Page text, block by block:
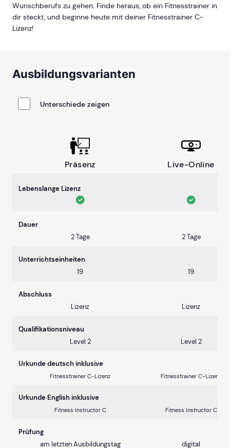
Wunschberufs zu gehen. Finde heraus, ob ein Fitnesstrainer in
dir steckt, und beginne heute mit deiner Fitnesstrainer C-
Lizenz!
Ausbildungsvarianten
Unterschiede zeigen
Präsenz Live-Online
Lebenslange Lizenz
Dauer
2 Tage
2 Tage
Unterrichtseinheiten
19
19
Abschluss
Lizenz
Lizenz
Qualifikationsniveau
Level 2
Level 2
Urkunde deutsch inklusive
Fitnesstrainer C-Lizenz Fitnesstrainer C-Lizenz
Urkunde English inklusive
Fitness Instructor C Fitness Instructor C
Prüfung
am letzten Ausbildungstag
digital